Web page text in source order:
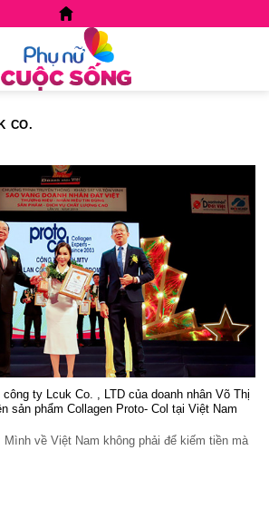
CO.
công ty Lcuk Co. , LTD của doanh nhân Võ Thị
sản phẩm Collagen Proto- Col tại Việt Nam
Mình về Việt Nam không phải để kiếm tiền mà